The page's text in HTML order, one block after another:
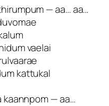
— aa… aa…
vaelai
kattukal
kaannpom — aa…